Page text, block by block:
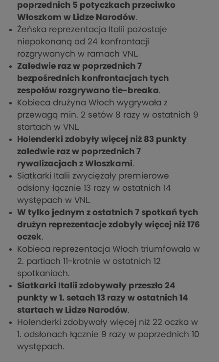
poprzednich 5 potyczkach przeciwko
Włoszkom w Lidze Narodów.
Żeńska reprezentacja Italii pozostaje
niepokonaną od 24 konfrontacji
rozgrywanych w ramach VNL.
Zaledwie raz w poprzednich 7
bezpośrednich konfrontacjach tych
zespołów rozgrywano tie-breaka.
Kobieca drużyna Włoch wygrywała z
przewagą min. 2 setów 8 razy w ostatnich 9
startach w VNL.
Holenderki zdobyły więcej niż 83 punkty
zaledwie raz w poprzednich 7
rywalizacjach z Włoszkami.
Siatkarki Italii zwyciężały premierowe
odsłony łącznie 13 razy w ostatnich 14
występach w VNL.
W tylko jednym z ostatnich 7 spotkań tych
drużyn reprezentacje zdobyły więcej niż 176
oczek.
Kobieca reprezentacja Włoch triumfowała w
2. partiach 11-krotnie w ostatnich 12
spotkaniach.
Siatkarki Italii zdobywały przeszło 24
punkty w 1. setach 13 razy w ostatnich 14
startach w Lidze Narodów.
Holenderki zdobywały więcej niż 22 oczka w
1. odsłonach łącznie 9 razy w poprzednich 10
występach.